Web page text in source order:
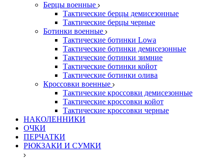
Берцы военные
Тактические берцы демисезонные
Тактические берцы черные
Ботинки военные
Тактические ботинки Lowa
Тактические ботинки демисезонные
Тактические ботинки зимние
Тактические ботинки койот
Тактические ботинки олива
Кроссовки военные
Тактические кроссовки демисезонные
Тактические кроссовки койот
Тактические кроссовки черные
НАКОЛЕННИКИ
ОЧКИ
ПЕРЧАТКИ
РЮКЗАКИ И СУМКИ